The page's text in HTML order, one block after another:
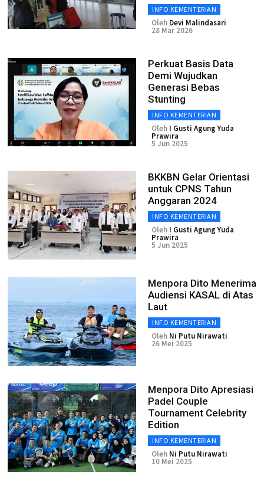
INFO KEMENTERIAN
Oleh Devi Malindasari
28 Mar 2026
Perkuat Basis Data
Demi Wujudkan
Generasi Bebas
Stunting
INFO KEMENTERIAN
Oleh I Gusti Agung Yuda
Prawira
5 Jun 2025
BKKBN Gelar Orientasi
untuk CPNS Tahun
Anggaran 2024
INFO KEMENTERIAN
Oleh I Gusti Agung Yuda
Prawira
5 Jun 2025
Menpora Dito Menerima
Audiensi KASAL di Atas
Laut
INFO KEMENTERIAN
Oleh Ni Putu Nirawati
26 Mei 2025
Menpora Dito Apresiasi
Padel Couple
Tournament Celebrity
Edition
INFO KEMENTERIAN
Oleh Ni Putu Nirawati
10 Mei 2025